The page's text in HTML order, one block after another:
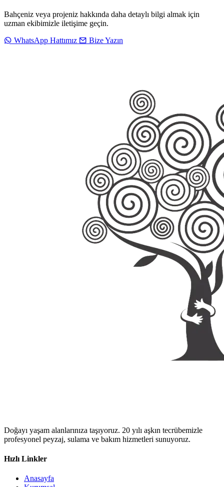
Bahçeniz veya projeniz hakkında daha detaylı bilgi almak için
uzman ekibimizle iletişime geçin.
WhatsApp Hattımız
Bize Yazın
Doğayı yaşam alanlarınıza taşıyoruz. 20 yılı aşkın tecrübemizle
profesyonel peyzaj, sulama ve bakım hizmetleri sunuyoruz.
Hızlı Linkler
Anasayfa